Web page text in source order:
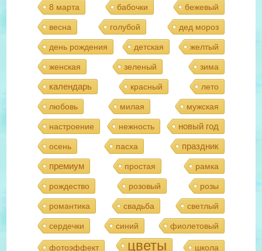
8 марта бабочки бежевый
весна голубой дед мороз
день рождения детская желтый
женская зеленый зима
календарь красный лето
любовь милая мужская
настроение нежность новый год
осень пасха
праздник
премиум
простая рамка
рождество розовый розы
романтика свадьба светлый
сердечки синий фиолетовый
фотоэффект цветы школа